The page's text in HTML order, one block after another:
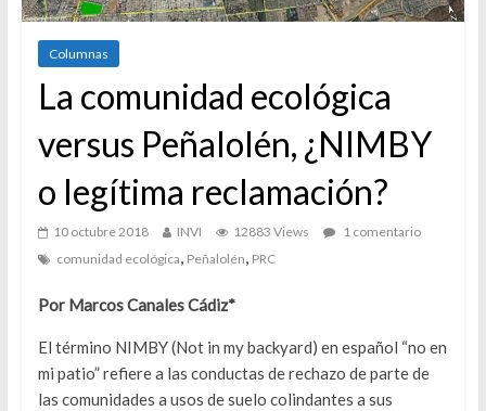
Columnas
La comunidad ecológica
versus Peñalolén, ¿NIMBY
o legítima reclamación?
10 octubre 2018 INVI 12883 Views
1 comentario
comunidad ecológica, Peñalolén, PRC
Por Marcos Canales Cádiz*
El término NIMBY (Not in my backyard) en español “no en
mi patio” refiere a las conductas de rechazo de parte de
las comunidades a usos de suelo colindantes a sus